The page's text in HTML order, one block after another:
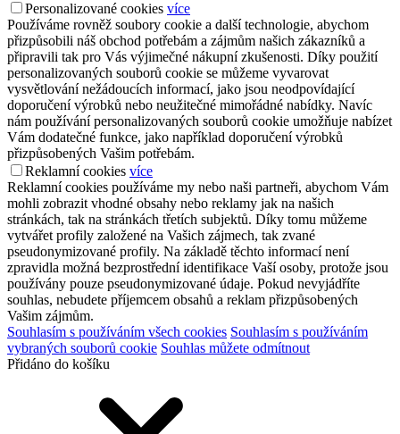
Personalizované cookies více
Používáme rovněž soubory cookie a další technologie, abychom
přizpůsobili náš obchod potřebám a zájmům našich zákazníků a
připravili tak pro Vás výjimečné nákupní zkušenosti. Díky použití
personalizovaných souborů cookie se můžeme vyvarovat
vysvětlování nežádoucích informací, jako jsou neodpovídající
doporučení výrobků nebo neužitečné mimořádné nabídky. Navíc
nám používání personalizovaných souborů cookie umožňuje nabízet
Vám dodatečné funkce, jako například doporučení výrobků
přizpůsobených Vašim potřebám.
Reklamní cookies více
Reklamní cookies používáme my nebo naši partneři, abychom Vám
mohli zobrazit vhodné obsahy nebo reklamy jak na našich
stránkách, tak na stránkách třetích subjektů. Díky tomu můžeme
vytvářet profily založené na Vašich zájmech, tak zvané
pseudonymizované profily. Na základě těchto informací není
zpravidla možná bezprostřední identifikace Vaší osoby, protože jsou
používány pouze pseudonymizované údaje. Pokud nevyjádříte
souhlas, nebudete příjemcem obsahů a reklam přizpůsobených
Vašim zájmům.
Souhlasím s používáním všech cookies Souhlasím s používáním
vybraných souborů cookie Souhlas můžete odmítnout
Přidáno do košíku